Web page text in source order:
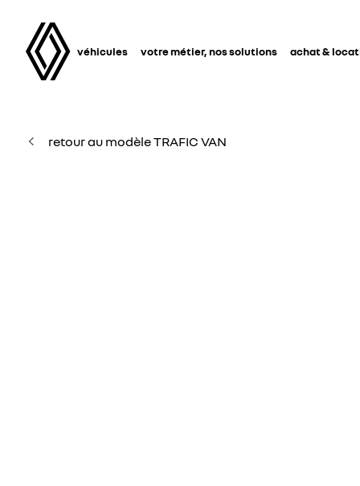
véhicules votre métier, nos solutions achat &
retour au modèle TRAFIC VAN